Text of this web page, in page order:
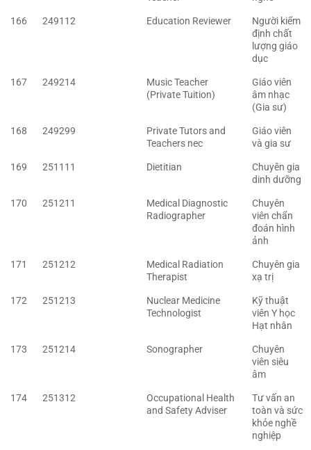
166
249112 Education Reviewer
Người kiểm
định chất
lượng giáo
dục
167
249214
Music Teacher
(Private Tuition)
Giáo viên
âm nhạc
(Gia sư)
168
249299
Private Tutors and
Teachers nec
Giáo viên
và gia sư
169
251111 Dietitian
Chuyên gia
dinh dưỡng
170
251211
Medical Diagnostic
Radiographer
Chuyên
viên chẩn
đoán hình
ảnh
171
251212
Medical Radiation
Therapist
Chuyên gia
xạ trị
172
251213
Nuclear Medicine
Technologist
Kỹ thuật
viên Y học
Hạt nhân
173
251214 Sonographer
Chuyên
viên siêu
âm
174
251312
Occupational Health
and Safety Adviser
Tư vấn an
toàn và sức
khỏe nghề
nghiệp